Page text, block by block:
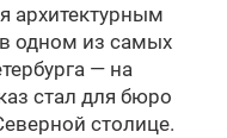
архитектурным
одном из самых
— на
стал для бюро
столице.